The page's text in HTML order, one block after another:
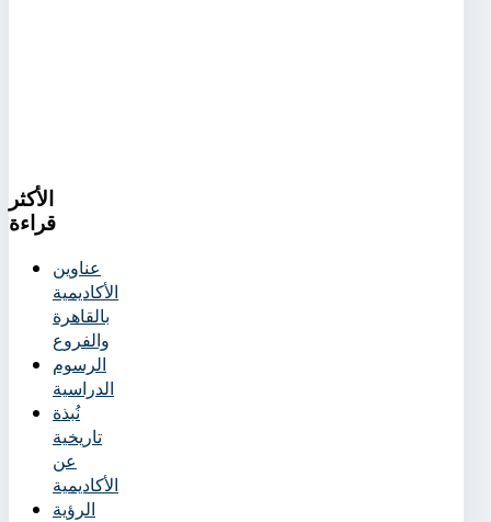
الأكثر
قراءة
عناوين
الأكاديمية
بالقاهرة
والفروع
الرسوم
الدراسية
نُبذة
تاريخية
عن
الأكاديمية
الرؤية